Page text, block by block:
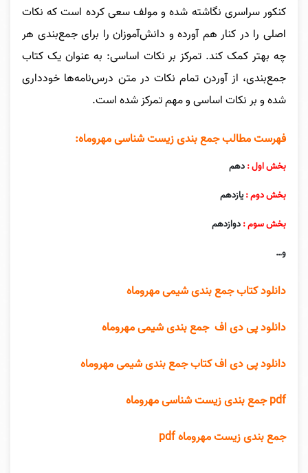
کنکور سراسری نگاشته شده و مولف سعی کرده است که نکات
اصلی را در کنار هم آورده و دانش‌آموزان را برای جمع‌بندی هر
چه بهتر کمک کند. تمرکز بر نکات اساسی: به عنوان یک کتاب
جمع‌بندی، از آوردن تمام نکات در متن درس‌نامه‌ها خودداری
شده و بر نکات اساسی و مهم تمرکز شده است.
فهرست مطالب جمع بندی زیست شناسی مهروماه:
بخش اول :دهم
بخش دوم :یازدهم
بخش سوم :دوازدهم
و…
دانلود کتاب جمع بندی شیمی مهروماه
دانلود پی دی اف جمع بندی شیمی مهروماه
دانلود پی دی اف کتاب جمع بندی شیمی مهروماه
pdf جمع بندی زیست شناسی مهروماه
جمع بندی زیست مهروماه pdf